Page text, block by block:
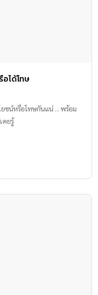
ได้โทษ
ชน์หรือโทษกันแน่ ... พร้อม
คยรู้